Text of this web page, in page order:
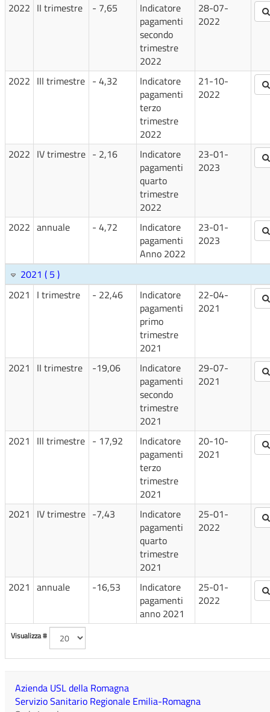
Visualizza #
2022 II trimestre - 7,65
Indicatore
pagamenti
secondo
trimestre
2022
28-07-
2022
2022 III trimestre - 4,32
Indicatore
pagamenti
terzo
trimestre
2022
21-10-
2022
2022 IV trimestre - 2,16
Indicatore
pagamenti
quarto
trimestre
2022
23-01-
2023
2022 annuale - 4,72
Indicatore
pagamenti
Anno 2022
23-01-
2023
2021 ( 5 )
2021 I trimestre - 22,46
Indicatore
pagamenti
primo
trimestre
2021
22-04-
2021
2021 II trimestre -19,06
Indicatore
pagamenti
secondo
trimestre
2021
29-07-
2021
2021 III trimestre - 17,92
Indicatore
pagamenti
terzo
trimestre
2021
20-10-
2021
2021 IV trimestre -7,43
Indicatore
pagamenti
quarto
trimestre
2021
25-01-
2022
2021 annuale -16,53
Indicatore
pagamenti
anno 2021
25-01-
2022
Azienda USL della Romagna
Servizio Sanitario Regionale Emilia-Romagna